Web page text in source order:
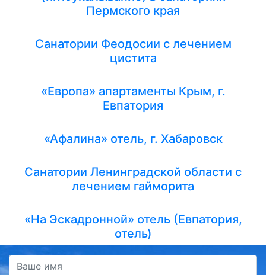
Пермского края
Санатории Феодосии с лечением
цистита
«Европа» апартаменты Крым, г.
Евпатория
«Афалина» отель, г. Хабаровск
Санатории Ленинградской области с
лечением гайморита
«На Эскадронной» отель (Евпатория,
отель)